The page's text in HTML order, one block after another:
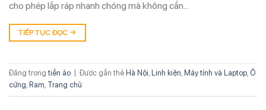
cho phép lắp ráp nhanh chóng mà không cần…
TIẾP TỤC ĐỌC →
Đăng trong tiền ảo Được gắn thẻ Hà Nội, Linh kiện, Máy tính và Laptop, Ổ
cứng, Ram, Trang chủ